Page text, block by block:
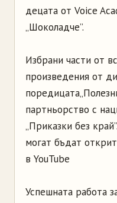
децата от Voice
„Шоколадче”.
Избрани части от
произведения от
партньорство с
„Приказки без
могат бъдат
в YouTube
Успешната работа